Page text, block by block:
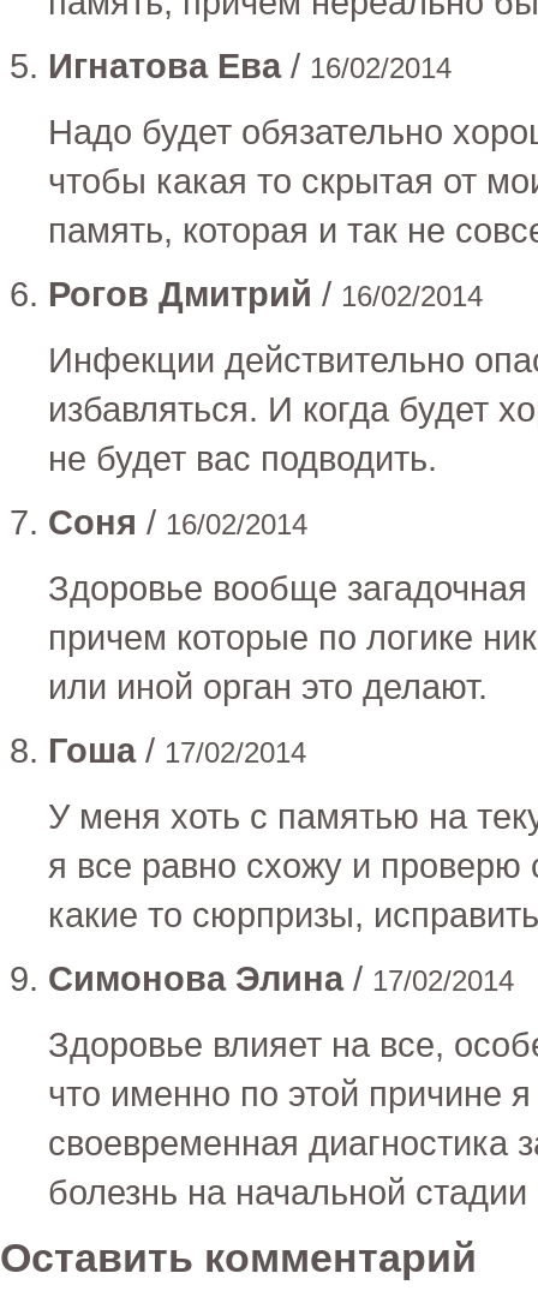
Игнатова Ева/ 16/02/2014
Надо будет обязательно
чтобы какая то скрытая от
память, которая и так не
Рогов Дмитрий / 16/02/2014
Инфекции действительно
избавляться. И когда будет
не будет вас подводить.
Соня / 16/02/2014
Здоровье вообще
причем которые по логике
или иной орган это делают.
Гоша/ 17/02/2014
У меня хоть с памятью на
я все равно схожу и
какие то сюрпризы,
Симонова Элина/ 17/02/2014
Здоровье влияет на все,
что именно по этой причине
своевременная диагностика
болезнь на начальной стадии
Оставить комментарий